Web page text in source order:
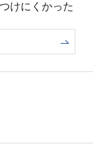
けにくかった